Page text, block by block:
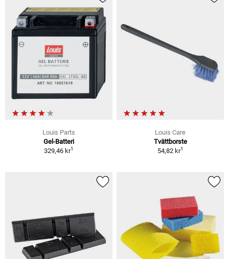
Louis Parts
Gel-Batteri
329,46 kr1
Louis Care
Tvättborste
54,82 kr1